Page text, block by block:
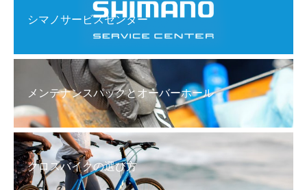
シマノサービスセンター
メンテナンスパックとオーバーホール
クロスバイクの選び方